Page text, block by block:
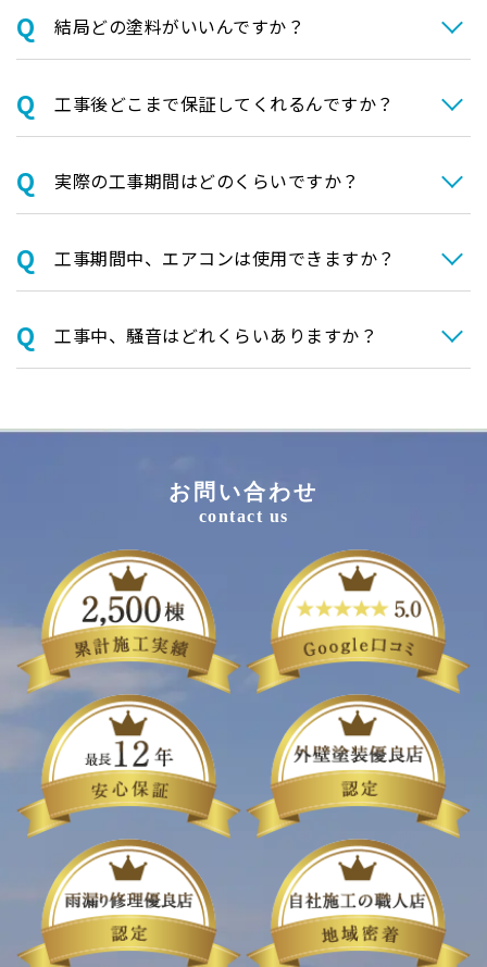
結局どの塗料がいいんですか？
⼯事後どこまで保証してくれるんですか？
実際の⼯事期間はどのくらいですか？
⼯事期間中、エアコンは使⽤できますか？
⼯事中、騒⾳はどれくらいありますか？
お問い合わせ
contact us